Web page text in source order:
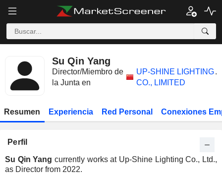
Su Qin Yang
Director/Miembro de
la Junta en
UP-SHINE LIGHTING
CO., LIMITED
.
Resumen Experiencia Red Personal Conexiones
Perfil
Su Qin Yang currently works at Up-Shine Lighting Co., Ltd.,
as Director from 2022.